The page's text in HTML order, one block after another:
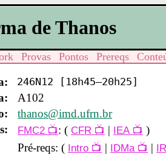
de Thanos
Provas Pontos Prereqs
246N12 [18h45–20h25]
A102
thanos@imd.ufrn.br
FMC2 : (CFR | IEA
)
Pré-reqs: ( Intro | IDMa |